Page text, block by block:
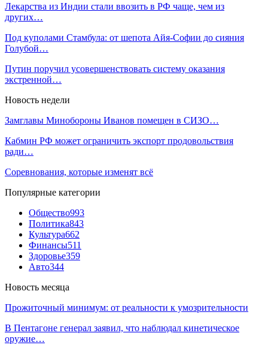
Лекарства из Индии стали ввозить в РФ чаще, чем из
других…
Под куполами Стамбула: от шепота Айя-Софии до сияния
Голубой…
Путин поручил усовершенствовать систему оказания
экстренной…
Новость недели
Замглавы Минобороны Иванов помещен в СИЗО…
Кабмин РФ может ограничить экспорт продовольствия
ради…
Соревнования, которые изменят всё
Популярные категории
Общество993
Политика843
Культура662
Финансы511
Здоровье359
Авто344
Новость месяца
Прожиточный минимум: от реальности к умозрительности
В Пентагоне генерал заявил, что наблюдал кинетическое
оружие…